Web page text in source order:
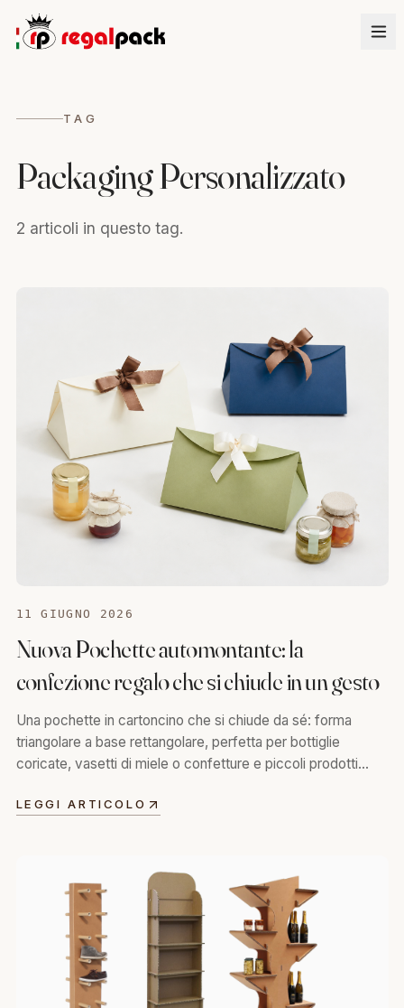
TAG
Packaging Personalizzato
2 articoli in questo tag.
11 GIUGNO 2026
Nuova Pochette automontante: la
confezione regalo che si chiude in un gesto
Una pochette in cartoncino che si chiude da sé: forma
triangolare a base rettangolare, perfetta per bottiglie
coricate, vasetti di miele o confetture e piccoli prodotti
LEGGI ARTICOLO